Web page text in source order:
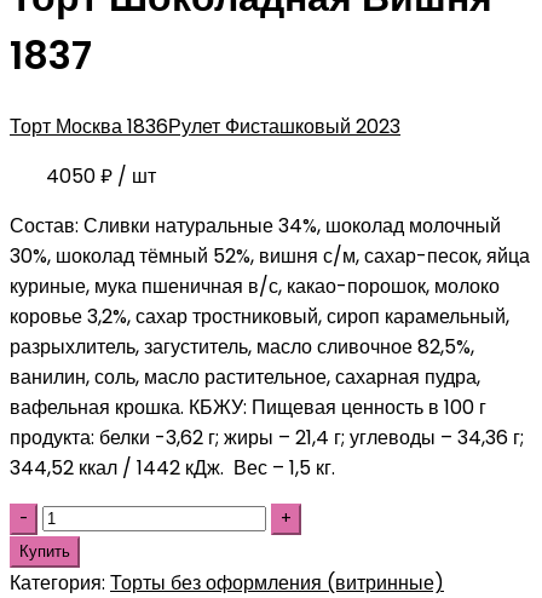
1837
Торт Москва 1836Рулет Фисташковый 2023
4050₽ / шт
Состав: Сливки натуральные 34%, шоколад молочный
30%, шоколад тёмный 52%, вишня с/м, сахар-песок, яйца
куриные, мука пшеничная в/с, какао-порошок, молоко
коровье 3,2%, сахар тростниковый, сироп карамельный,
разрыхлитель, загуститель, масло сливочное 82,5%,
ванилин, соль, масло растительное, сахарная пудра,
вафельная крошка. КБЖУ: Пищевая ценность в 100 г
продукта: белки -3,62 г; жиры – 21,4 г; углеводы – 34,36 г;
344,52 ккал / 1442 кДж. Вес – 1,5 кг.
Купить
Категория: Торты без оформления (витринные)